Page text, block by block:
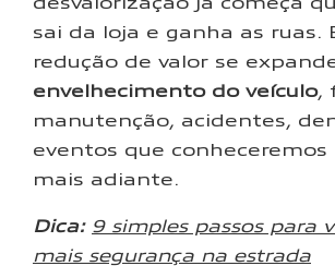
sai da loja e ganha as ruas.
redução de valor se
envelhecimento do veículo,
manutenção, acidentes,
eventos que
mais adiante.
Dica: 9 simples passos para
mais segurança na estrada